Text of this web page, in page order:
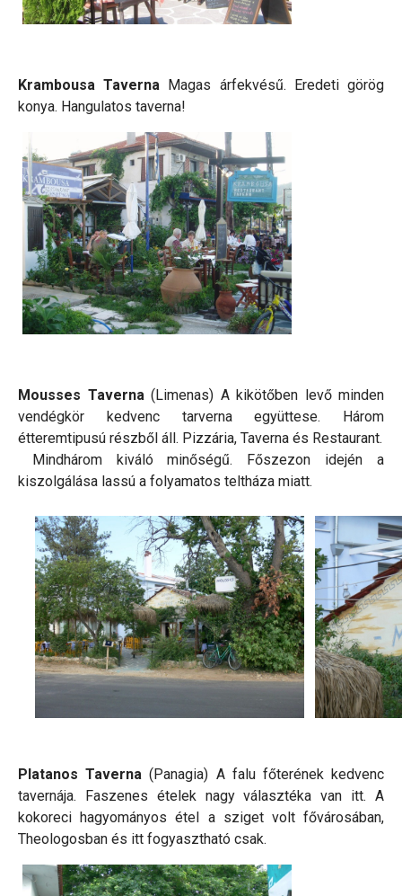
Krambousa Taverna Magas árfekvésű. Eredeti görög
konya. Hangulatos taverna!
Mousses Taverna (Limenas) A kikötőben levő minden
vendégkör kedvenc tarverna együttese. Három
étteremtipusú részből áll. Pizzária, Taverna és Restaurant.
Mindhárom kiváló minőségű. Főszezon idején a
kiszolgálása lassú a folyamatos teltháza miatt.
Platanos Taverna(Panagia) A falu főterének kedvenc
tavernája. Faszenes ételek nagy választéka van itt. A
kokoreci hagyományos étel a sziget volt fővárosában,
Theologosban és itt fogyasztható csak.